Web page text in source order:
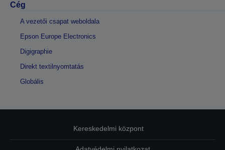
Cég
A vezetői csapat weboldala
Epson Europe Electronics
Digigraphie
Direkt textilnyomtatás
Globális
Kereskedelmi központ